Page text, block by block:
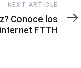
NEXT ARTICLE
Conoce los
FTTH